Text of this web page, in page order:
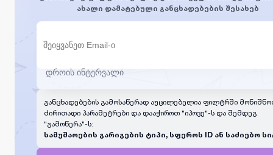
ახალი დამატებული განცხადებების შესახებ
განცხადებების გამოსაწერად აუცილებელია ფილტრში
ძირითადი პარამეტრები და დააჭიროთ "იპოვე"-ს და შემდეგ
"გამოწერა"-ს:
სამუშაოების გარიგების ტიპი, სფეროს ID ან საძიებო